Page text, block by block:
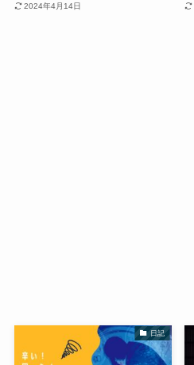
2024年4月14日
日記